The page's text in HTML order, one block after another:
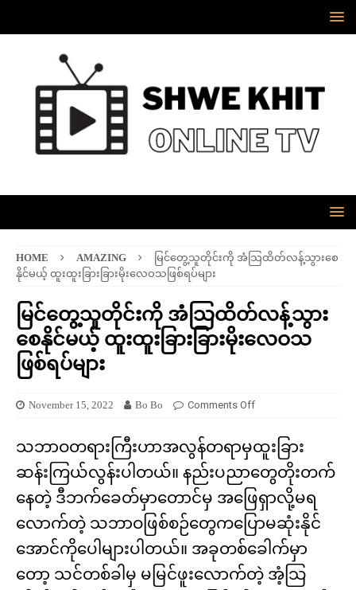
HOME AMAZING
မြင်တွေ့သူတိုင်းကို အံသြထိတ်လန့်သွားစေ
နိုင်မယ့် ထူးထူးခြားခြားမိုးလေဝသဖြစ်ရပ်များ
မြင်တွေ့သူတိုင်းကို အံသြထိတ်လန့်သွား
စေနိုင်မယ့် ထူးထူးခြားခြားမိုးလေဝသ
ဖြစ်ရပ်များ
November 15, 2022 Bo Bo Comments Off
သဘာဝတရားကြီးဟာအလွန်တရာမှထူးခြား
ဆန်းကြယ်လွန်းပါတယ်။ နည်းပညာတွေတိုးတက်
နေတဲ့ ဒီဘက်ခေတ်မှာတောင်မှ အဖြေရှာလို့မရ
လောက်တဲ့ သဘာဝဖြစ်စဉ်တွေကပြောမဆုံးနိုင်
အောင်ကိုပေါများပါတယ်။ အခုတစ်ခေါက်မှာ
တော့ သင်တစ်ခါမှ မမြင်ဖူးလောက်တဲ့ အံ့သြ